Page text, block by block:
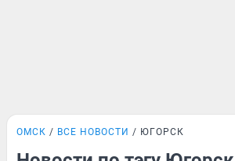
ОМСК ВСЕ НОВОСТИ ЮГОРСК